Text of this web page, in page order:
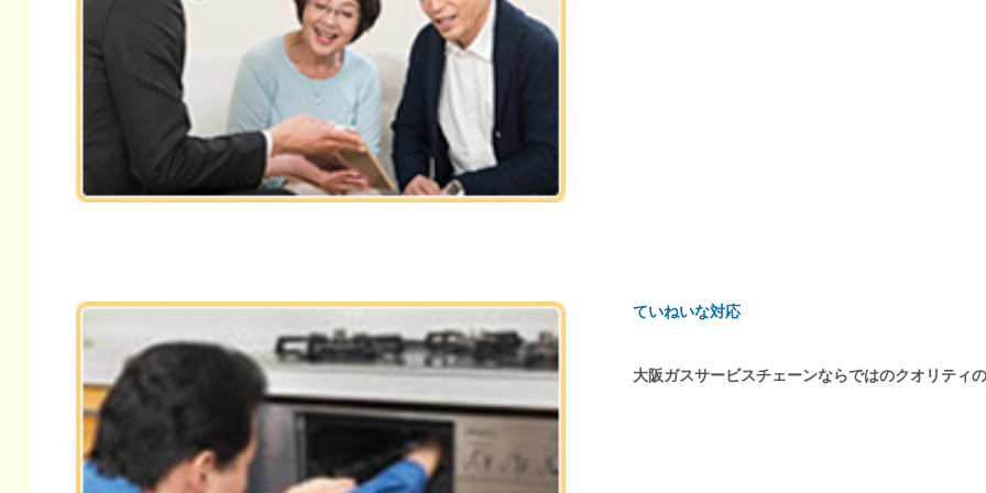
ていねいな対応
大阪ガスサービスチェーンならではのクオリティ